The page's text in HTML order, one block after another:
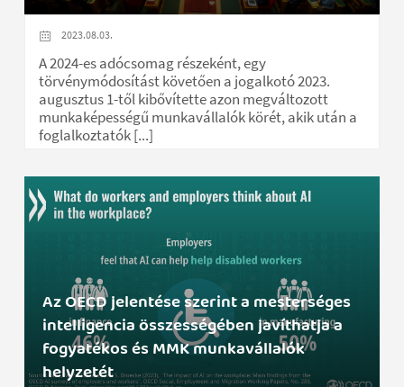
2023.08.03.
A 2024-es adócsomag részeként, egy
törvénymódosítást követően a jogalkotó 2023.
augusztus 1-től kibővítette azon megváltozott
munkaképességű munkavállalók körét, akik után a
foglalkoztatók [...]
Az OECD jelentése szerint a mesterséges
intelligencia összességében javíthatja a
fogyatékos és MMK munkavállalók
helyzetét